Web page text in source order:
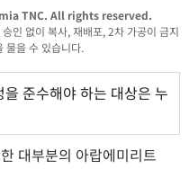
TNC. All rights reserved.
인 없이 복사, 재배포, 2차 가공이 금지
물을 수 있습니다.
준수해야 하는 대상은 누
대부분의 아랍에미리트